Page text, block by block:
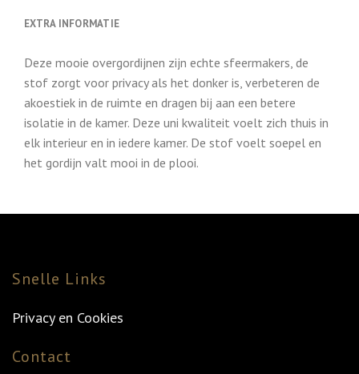
EXTRA INFORMATIE
Deze mooie overgordijnen zijn echte sfeermakers, de
stof zorgt voor privacy als het donker is, verbeteren de
akoestiek in de ruimte en dragen bij aan een betere
isolatie in de kamer. Deze uni kwaliteit voelt zich thuis in
elk interieur en in iedere kamer. De stof voelt soepel en
het gordijn valt mooi in de plooi.
Snelle Links
Privacy en Cookies
Contact